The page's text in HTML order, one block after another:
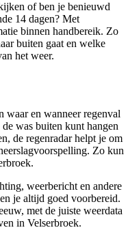
of ben je benieuwd
14 dagen? Met
binnen handbereik. Zo
buiten gaat en welke
het weer.
waar en wanneer regenval
was buiten kunt hangen
de regenradar helpt je om
Zo kun
weerbericht en andere
je altijd goed voorbereid.
met de juiste weerdata
in Velserbroek.